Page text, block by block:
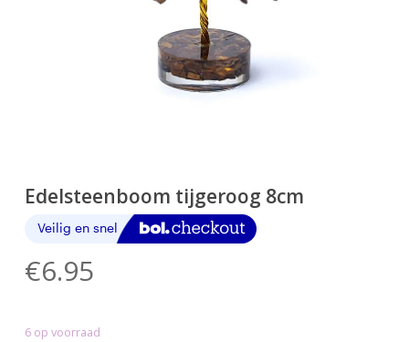
Edelsteenboom tijgeroog 8cm
€6.95
6 op voorraad